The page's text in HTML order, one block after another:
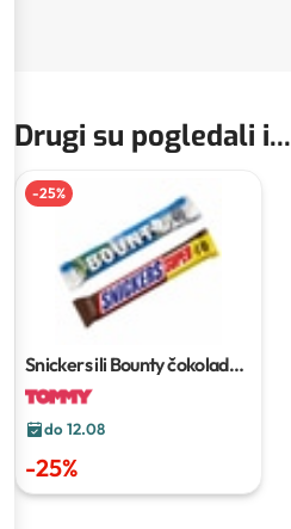
Drugi su pogledali i...
-25%
Snickers ili Bounty čokoladni
desert
do 12.08
-25%